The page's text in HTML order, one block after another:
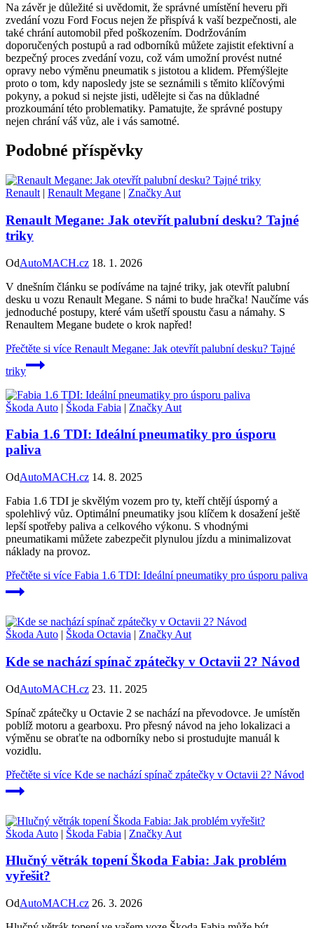
Na závěr je důležité si uvědomit, že správné umístění heveru při
zvedání vozu Ford Focus nejen že přispívá k vaší bezpečnosti, ale
také chrání automobil před poškozením. Dodržováním
doporučených postupů a rad odborníků můžete zajistit efektivní a
bezpečný proces zvedání vozu, což vám umožní provést nutné
opravy nebo výměnu pneumatik s jistotou a klidem. Přemýšlejte
proto o tom, kdy naposledy jste se seznámili s těmito klíčovými
pokyny, a pokud si nejste jisti, udělejte si čas na důkladné
prozkoumání této problematiky. Pamatujte, že správné postupy
nejen chrání váš vůz, ale i vás samotné.
Podobné příspěvky
Renault | Renault Megane | Značky Aut
Renault Megane: Jak otevřít palubní desku? Tajné
triky
OdAutoMACH.cz 18. 1. 2026
V dnešním článku se podíváme na tajné triky, jak otevřít palubní
desku u vozu Renault Megane. S námi to bude hračka! Naučíme vás
jednoduché postupy, které vám ušetří spoustu času a námahy. S
Renaultem Megane budete o krok napřed!
Přečtěte si více Renault Megane: Jak otevřít palubní desku? Tajné
triky
Škoda Auto | Škoda Fabia | Značky Aut
Fabia 1.6 TDI: Ideální pneumatiky pro úsporu
paliva
OdAutoMACH.cz 14. 8. 2025
Fabia 1.6 TDI je skvělým vozem pro ty, kteří chtějí úsporný a
spolehlivý vůz. Optimální pneumatiky jsou klíčem k dosažení ještě
lepší spotřeby paliva a celkového výkonu. S vhodnými
pneumatikami můžete zabezpečit plynulou jízdu a minimalizovat
náklady na provoz.
Přečtěte si více Fabia 1.6 TDI: Ideální pneumatiky pro úsporu paliva
Škoda Auto | Škoda Octavia | Značky Aut
Kde se nachází spínač zpátečky v Octavii 2? Návod
OdAutoMACH.cz 23. 11. 2025
Spínač zpátečky u Octavie 2 se nachází na převodovce. Je umístěn
poblíž motoru a gearboxu. Pro přesný návod na jeho lokalizaci a
výměnu se obraťte na odborníky nebo si prostudujte manuál k
vozidlu.
Přečtěte si více Kde se nachází spínač zpátečky v Octavii 2? Návod
Škoda Auto | Škoda Fabia | Značky Aut
Hlučný větrák topení Škoda Fabia: Jak problém
vyřešit?
OdAutoMACH.cz 26. 3. 2026